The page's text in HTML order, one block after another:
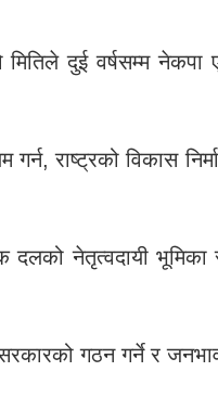
दुई वर्षसम्म
गर्न, राष्ट्रको विकास
दलको नेतृत्वदायी
गठन गर्ने र